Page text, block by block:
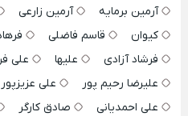
آرمین برمایه
آرمین زارعی
کیوان
قاسم فاضلی
فرشاد آزادی
علیها علی
علیرضا رحیم پور
علی عزیزپور
علی احمدیانی
صادق کارگر